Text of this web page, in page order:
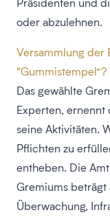
oder abzulehnen.
Versammlung der
“Gummistempel”?
Das gewählte
Experten,
seine Aktivitäten.
Pflichten zu
entheben. Die
Gremiums beträgt
Überwachung,